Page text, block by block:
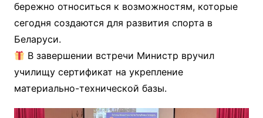
бережно относиться к возможностям, которые
сегодня создаются для развития спорта в
Беларуси.
В завершении встречи Министр вручил
училищу сертификат на укрепление
материально-технической базы.